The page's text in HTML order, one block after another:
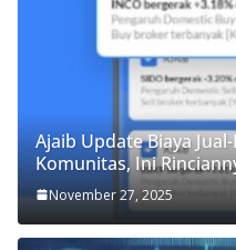
Ajaib Update Biaya
Komunitas, Ini
November 27, 2025